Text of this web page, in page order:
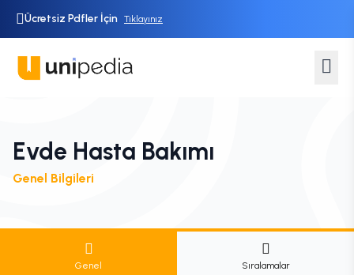
Ücretsiz Pdfler İçin Tıklayınız
Evde Hasta Bakımı
Genel Bilgileri
Genel Sıralamalar